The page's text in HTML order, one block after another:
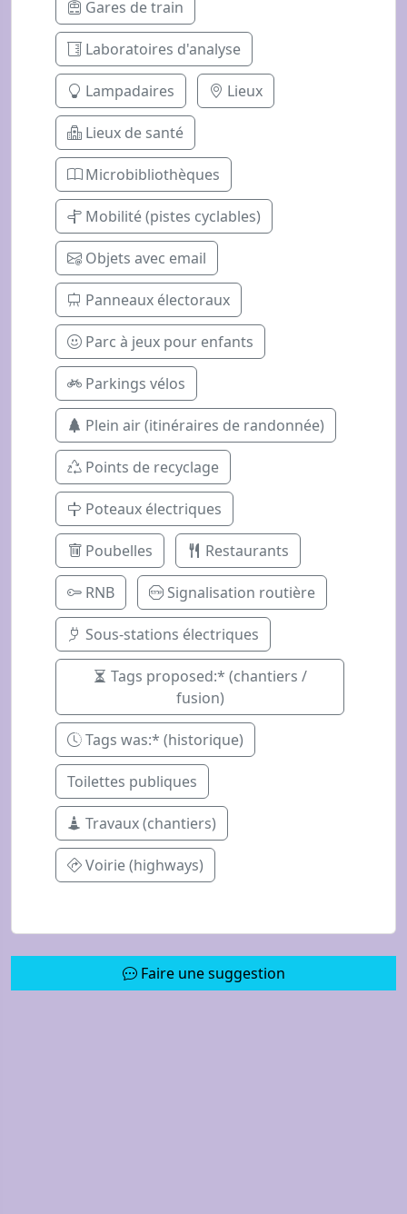
Gares de train
Laboratoires d'analyse
Lampadaires Lieux
Lieux de santé
Microbibliothèques
Mobilité (pistes cyclables)
Objets avec email
Panneaux électoraux
Parc à jeux pour enfants
Parkings vélos
Plein air (itinéraires de randonnée)
Points de recyclage
Poteaux électriques
Poubelles Restaurants
RNB Signalisation routière
Sous-stations électriques
Tags proposed:* (chantiers /
fusion)
Tags was:* (historique)
Toilettes publiques
Travaux (chantiers)
Voirie (highways)
Faire une suggestion